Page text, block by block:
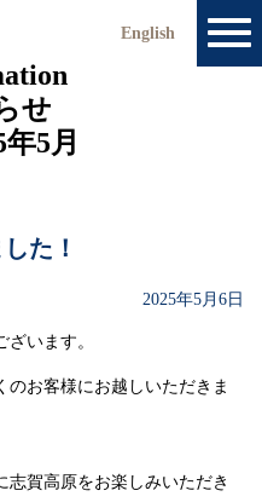
English
せ
年5月
た！
2025年5月6日
います。
お客様にお越しいただきま
志賀高原をお楽しみいただき